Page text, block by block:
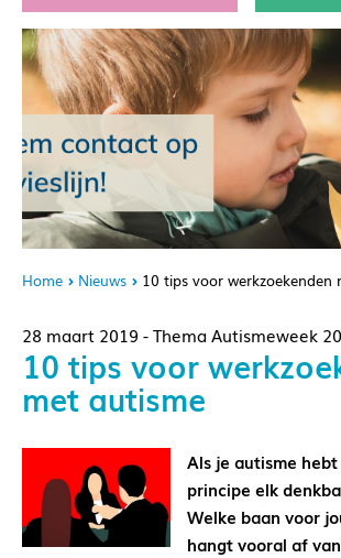
Home Nieuws 10 tips voor werkzoekenden
28 maart 2019 - Thema Autismeweek
10 tips voor
met autisme
Als je autisme
principe elk
Welke baan voor
hangt vooral af